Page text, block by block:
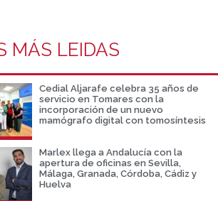
MÁS LEIDAS
Cedial Aljarafe celebra 35 años de
servicio en Tomares con la
incorporación de un nuevo
mamógrafo digital con tomosíntesis
Marlex llega a Andalucía con la
apertura de oficinas en Sevilla,
Málaga, Granada, Córdoba, Cádiz y
Huelva